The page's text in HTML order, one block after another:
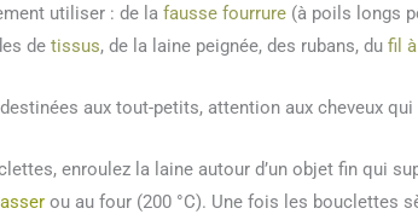
utiliser : de la fausse fourrure (à poils longs
de tissus, de la laine peignée, des rubans, du fil
aux tout-petits, attention aux cheveux
enroulez la laine autour d’un objet fin qui
ou au four (200 °C). Une fois les bouclettes